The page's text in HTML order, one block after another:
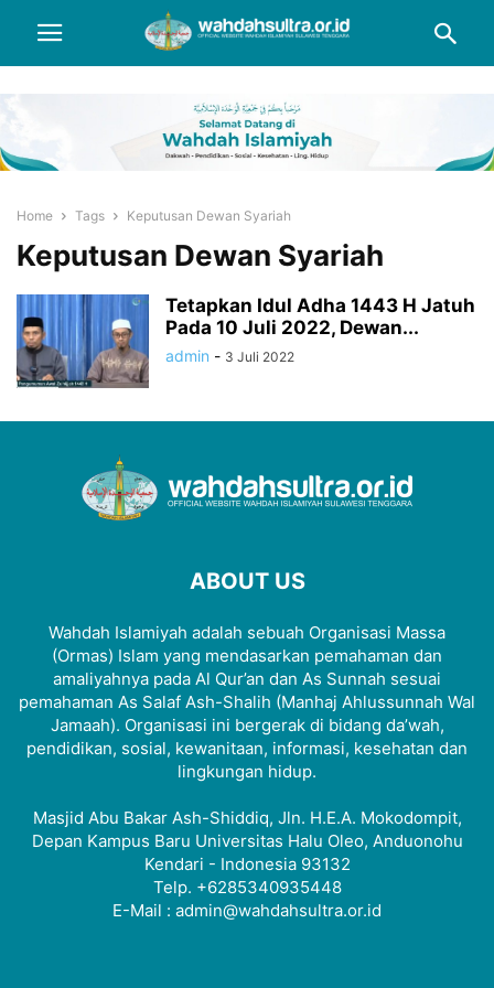
Home Tags Keputusan Dewan Syariah
Keputusan Dewan Syariah
Tetapkan Idul Adha 1443 H Jatuh
Pada 10 Juli 2022, Dewan...
admin - 3 Juli 2022
ABOUT US
Wahdah Islamiyah adalah sebuah Organisasi Massa
(Ormas) Islam yang mendasarkan pemahaman dan
amaliyahnya pada Al Qur’an dan As Sunnah sesuai
pemahaman As Salaf Ash-Shalih (Manhaj Ahlussunnah Wal
Jamaah). Organisasi ini bergerak di bidang da’wah,
pendidikan, sosial, kewanitaan, informasi, kesehatan dan
lingkungan hidup.
Masjid Abu Bakar Ash-Shiddiq, Jln. H.E.A. Mokodompit,
Depan Kampus Baru Universitas Halu Oleo, Anduonohu
Kendari - Indonesia 93132
Telp. +6285340935448
E-Mail : admin@wahdahsultra.or.id